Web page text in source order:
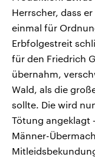
Herrscher, dass
einmal für
Erbfolgestreit
für den Friedrich
übernahm,
Wald, als die
sollte. Die wird
Tötung angeklagt
Männer-